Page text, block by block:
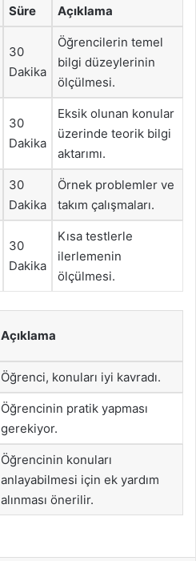
Süre Açıklama
30
Dakika
Öğrencilerin temel
bilgi düzeylerinin
ölçülmesi.
30
Dakika
Eksik olunan konular
üzerinde teorik bilgi
aktarımı.
30
Dakika
Örnek problemler ve
takım çalışmaları.
30
Dakika
Kısa testlerle
ilerlemenin
ölçülmesi.
Açıklama
Öğrenci, konuları iyi kavradı.
Öğrencinin pratik yapması
gerekiyor.
Öğrencinin konuları
anlayabilmesi için ek yardım
alınması önerilir.